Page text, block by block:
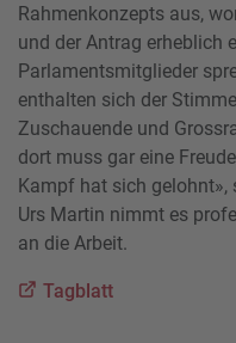
Rahmenkonzepts aus,
und der Antrag erheblich
Parlamentsmitglieder
enthalten sich der
Zuschauende und
dort muss gar eine
Kampf hat sich gelohnt»,
Urs Martin nimmt es
an die Arbeit.
Tagblatt